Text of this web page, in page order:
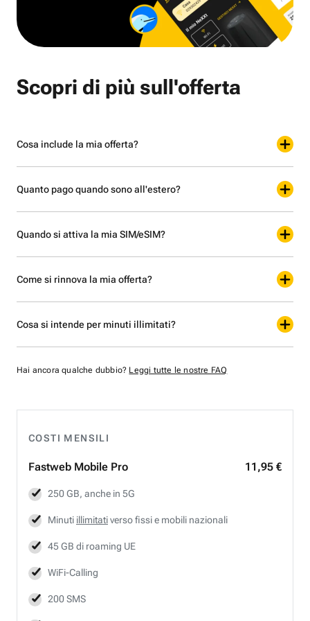
COSTI MENSILI
Fastweb Mobile Pro 11,95 €
250 GB, anche in 5G
Minuti illimitativerso fissi e mobili nazionali
45 GB di roaming UE
WiFi-Calling
200 SMS
Scopri di più sull'offerta
Cosa include la mia offerta?
Quanto pago quando sono all'estero?
Quando si attiva la mia SIM/eSIM?
Come si rinnova la mia offerta?
Cosa si intende per minuti illimitati?
Hai ancora qualche dubbio? Leggi tutte le nostre FAQ